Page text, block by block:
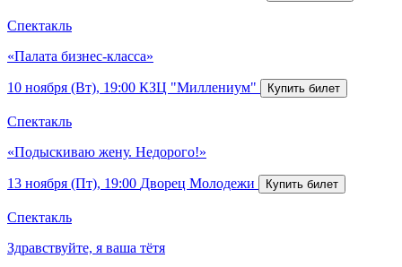
Спектакль
«Палата бизнес-класса»
10 ноября (Вт), 19:00 КЗЦ "Миллениум"
Спектакль
«Подыскиваю жену. Недорого!»
13 ноября (Пт), 19:00 Дворец Молодежи
Спектакль
Здравствуйте, я ваша тётя